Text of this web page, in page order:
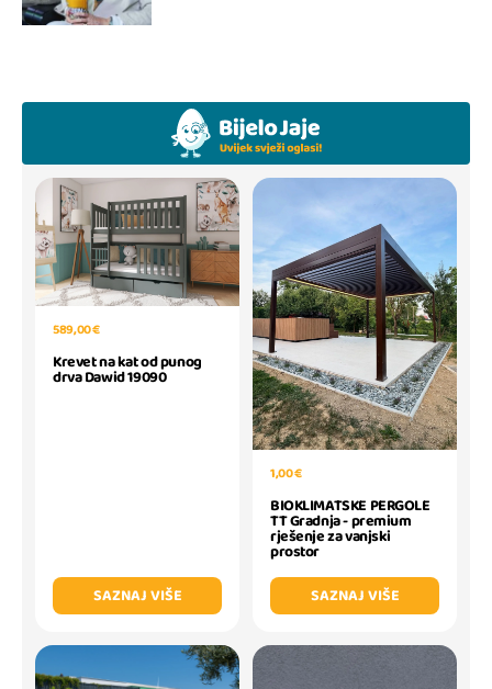
589,00 €
Krevet na kat od punog
drva Dawid 19090
SAZNAJ VIŠE
1,00 €
BIOKLIMATSKE PERGOLE
TT Gradnja - premium
rješenje za vanjski
prostor
SAZNAJ VIŠE